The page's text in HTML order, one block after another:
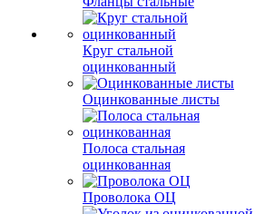
Круг стальной
оцинкованный
Оцинкованные листы
Полоса стальная
оцинкованная
Проволока ОЦ